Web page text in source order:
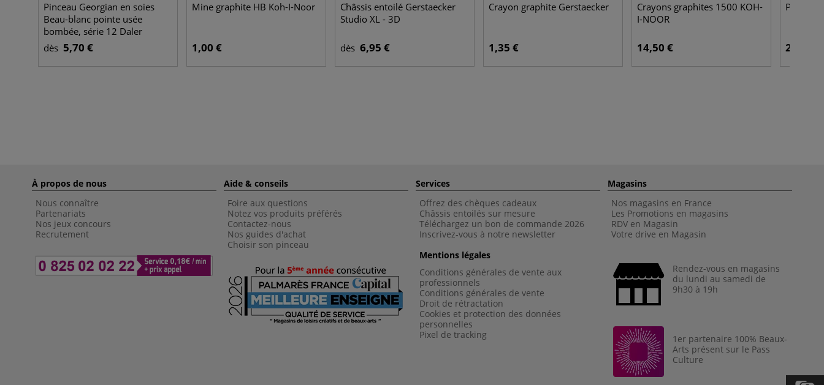
Pinceau Georgian en soies
Beau-blanc pointe usée
bombée, série 12 Daler
Rowney
dès 5,70 €
Mine graphite HB Koh-I-Noor
1,00 €
Châssis entoilé Gerstaecker
Studio XL - 3D
dès 6,95 €
Crayon graphite Gerstaecker
1,35 €
Crayons graphites 1500 KOH-
I-NOOR
14,50 €
Poudre
23,95 €
À propos de nous
Nous connaître
Partenariats
Nos jeux concours
Recrutement
Aide & conseils
Foire aux questions
Notez vos produits préférés
Contactez-nous
Nos guides d'achat
Choisir son pinceau
Services
Offrez des chèques cadeaux
Châssis entoilés sur mesure
Téléchargez un bon de commande 2026
Inscrivez-vous à notre newsletter
Mentions légales
Conditions générales de vente aux
professionnels
Conditions générales de vente
Droit de rétractation
Cookies et protection des données
personnelles
Pixel de tracking
Magasins
Nos magasins en France
Les Promotions en magasins
RDV en Magasin
Votre drive en Magasin
Rendez-vous en magasins
du lundi au samedi de
9h30 à 19h
1er partenaire 100% Beaux-
Arts présent sur le Pass
Culture